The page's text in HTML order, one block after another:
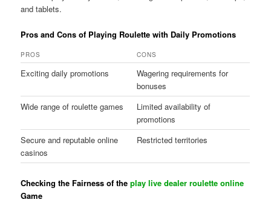
and tablets.
Pros and Cons of Playing Roulette with Daily Promotions
PROS CONS
Exciting daily promotions
Wagering requirements for
bonuses
Wide range of roulette games
Limited availability of
promotions
Secure and reputable online
casinos
Restricted territories
Checking the Fairness of theplay live dealer roulette online
Game